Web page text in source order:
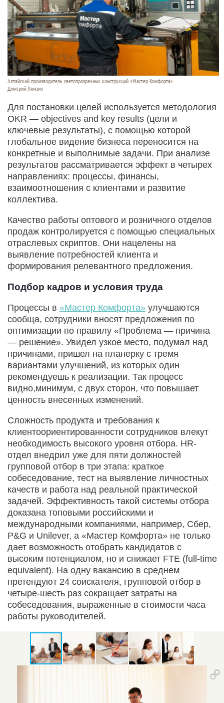
Алтайский производитель светопрозрачных конструкций «Мастер Комфорта».
Дмитрий Лямзин
Для постановки целей используется методология
OKR — objectives and key results (цели и
ключевые результаты), с помощью которой
глобальное видение бизнеса переносится на
конкретные и выполнимые задачи. При анализе
результатов рассматривается эффект в четырех
направлениях: процессы, финансы,
взаимоотношения с клиентами и развитие
коллектива.
Качество работы оптового и розничного отделов
продаж контролируется с помощью специальных
отраслевых скриптов. Они нацелены на
выявление потребностей клиента и
формирования релевантного предложения.
Подбор кадров и условия труда
Процессы в «Мастер Комфорта» улучшаются
сообща, сотрудники вносят предложения по
оптимизации по правилу «Проблема — причина
— решение». Увидел узкое место, подумал над
причинами, пришел на планерку с тремя
вариантами улучшений, из которых один
рекомендуешь к реализации. Так процесс
видно,минимум, с двух сторон, что повышает
ценность внесенных изменений.
Сложность продукта и требования к
клиентоориентированности сотрудников влекут
необходимость высокого уровня отбора. HR-
отдел внедрил уже для пяти должностей
групповой отбор в три этапа: краткое
собеседование, тест на выявление личностных
качеств и работа над реальной практической
задачей. Эффективность такой системы отбора
доказана топовыми российскими и
международными компаниями, например, Сбер,
P&G и Unilever, а «Мастер Комфорта» не только
дает возможность отобрать кандидатов с
высоким потенциалом, но и снижает FTE (full-time
equivalent). На одну вакансию в среднем
претендуют 24 соискателя, групповой отбор в
четыре-шесть раз сокращает затраты на
собеседования, выраженные в стоимости часа
работы руководителей.